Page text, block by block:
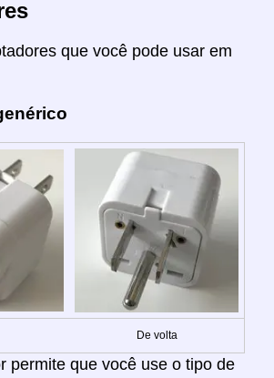
que você pode usar em
De volta
permite que você use o tipo de